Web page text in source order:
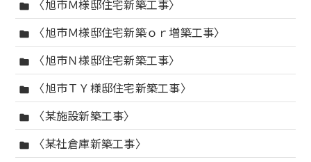
folder 〈旭市Ｍ様邸住宅新築工事〉
folder 〈旭市Ｍ様邸住宅新築ｏｒ増築工事〉
folder 〈旭市Ｎ様邸住宅新築工事〉
folder 〈旭市ＴＹ様邸住宅新築工事〉
folder 〈某施設新築工事〉
folder 〈某社倉庫新築工事〉